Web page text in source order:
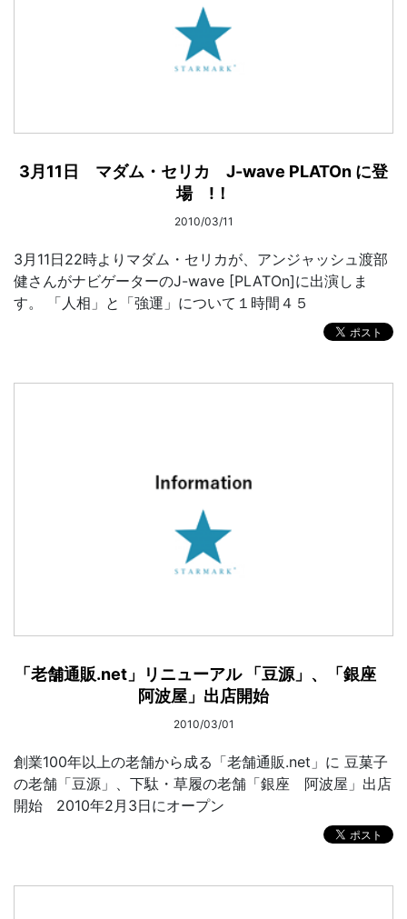
3月11日 マダム・セリカ J-wave PLATOn に登
場 !！
2010/03/11
3月11日22時よりマダム・セリカが、アンジャッシュ渡部
健さんがナビゲーターのJ-wave [PLATOn]に出演しま
す。 「人相」と「強運」について１時間４５
「老舗通販.net」リニューアル 「豆源」、「銀座
阿波屋」出店開始
2010/03/01
創業100年以上の老舗から成る「老舗通販.net」に 豆菓子
の老舗「豆源」、下駄・草履の老舗「銀座 阿波屋」出店
開始 2010年2月3日にオープン